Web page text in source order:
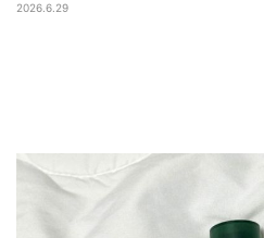
2026.6.29